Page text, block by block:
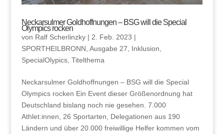
Neckarsulmer Goldhoffnungen – BSG will die Special
Olympics rocken
von Ralf Scherlinzky| 2. Feb. 2023 |
SPORTHEILBRONN Ausgabe 27 Inklusion
SpecialOlypics, Titelthema
Neckarsulmer Goldhoffnungen – BSG will die Special
Olympics rocken Ein Event dieser Größenordnung hat
Deutschland bislang noch nie gesehen. 7.000
Athlet:innen, 26 Sportarten, Delegationen aus 190
Ländern und über 20.000 freiwillige Helfer kommen vom